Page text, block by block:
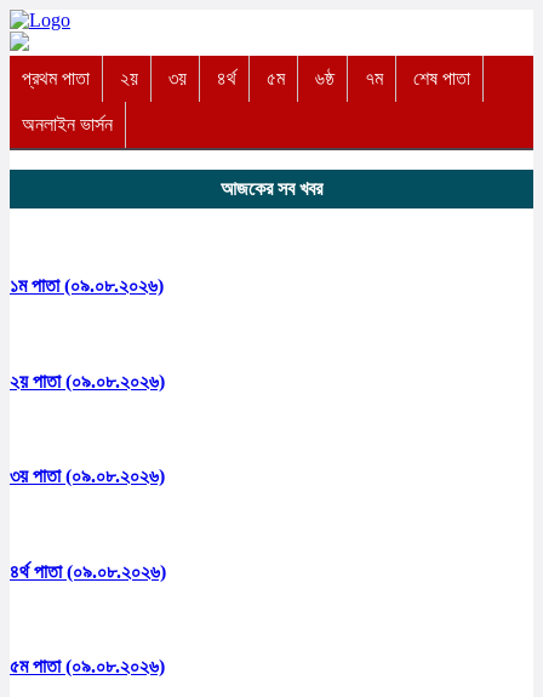
প্রথম পাতা ২য় ৩য় ৪র্থ ৫ম ৬ষ্ঠ ৭ম শেষ পাতা
অনলাইন ভার্সন
আজকের সব খবর
১ম পাতা (০৯.০৮.২০২৬)
২য় পাতা (০৯.০৮.২০২৬)
৩য় পাতা (০৯.০৮.২০২৬)
৪র্থ পাতা (০৯.০৮.২০২৬)
৫ম পাতা (০৯.০৮.২০২৬)